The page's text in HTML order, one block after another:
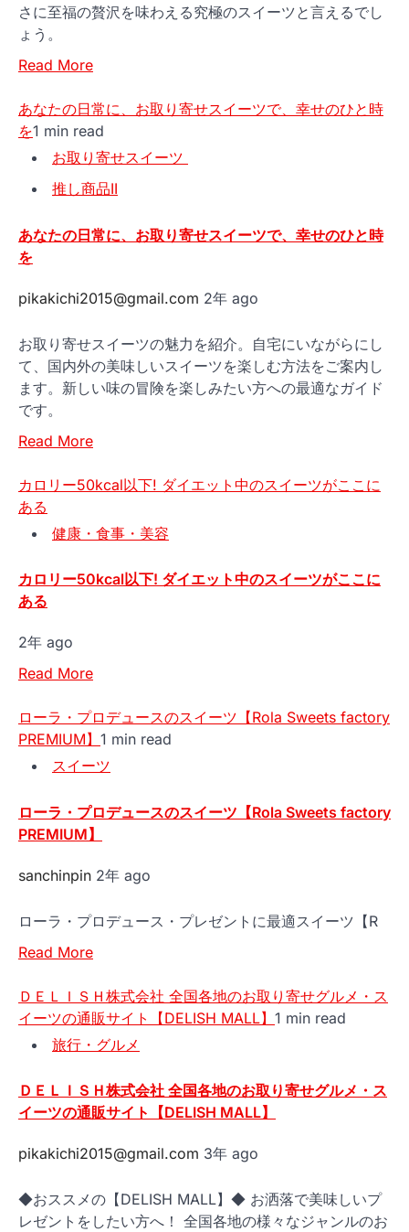
さに至福の贅沢を味わえる究極のスイーツと言えるでし
ょう。
Read More
あなたの日常に、お取り寄せスイーツで、幸せのひと時
を1 min read
お取り寄せスイーツ
推し商品II
あなたの日常に、お取り寄せスイーツで、幸せのひと時
を
pikakichi2015@gmail.com 2年 ago
お取り寄せスイーツの魅力を紹介。自宅にいながらにし
て、国内外の美味しいスイーツを楽しむ方法をご案内し
ます。新しい味の冒険を楽しみたい方への最適なガイド
です。
Read More
カロリー50kcal以下! ダイエット中のスイーツがここに
ある
健康・食事・美容
カロリー50kcal以下! ダイエット中のスイーツがここに
ある
2年 ago
Read More
ローラ・プロデュースのスイーツ【Rola Sweets factory
PREMIUM】 1 min read
スイーツ
ローラ・プロデュースのスイーツ【Rola Sweets factory
PREMIUM】
sanchinpin 2年 ago
ローラ・プロデュース・プレゼントに最適スイーツ【R
Read More
ＤＥＬＩＳＨ株式会社 全国各地のお取り寄せグルメ・ス
イーツの通販サイト【DELISH MALL】 1 min read
旅行・グルメ
ＤＥＬＩＳＨ株式会社 全国各地のお取り寄せグルメ・ス
イーツの通販サイト【DELISH MALL】
pikakichi2015@gmail.com 3年 ago
◆おススメの【DELISH MALL】◆ お洒落で美味しいプ
レゼントをしたい方へ！ 全国各地の様々なジャンルのお